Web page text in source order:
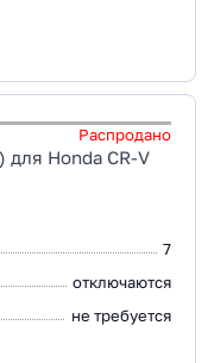
Распродано
для Honda CR-V
7
отключаются
не требуется